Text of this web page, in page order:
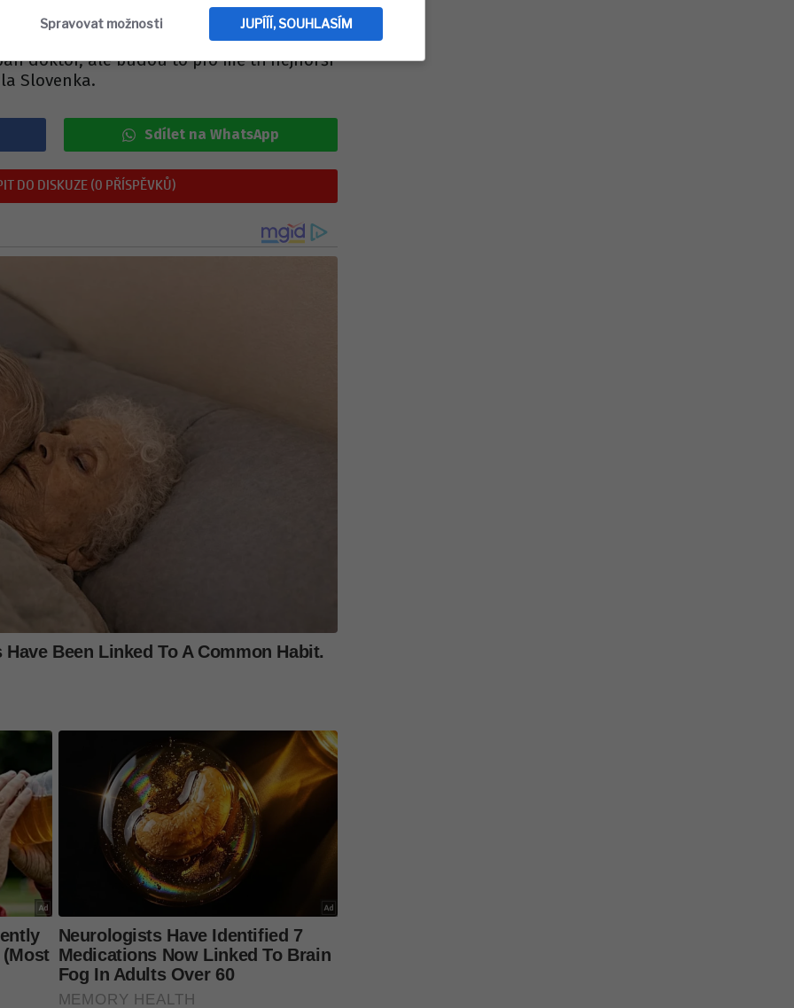
dopadne dobře. Úspěšnost je 80 až 90
doktor, ale budou to pro mě tři nejhorší
Slovenka.
Sdílet na WhatsApp
DO DISKUZE (0 PŘÍSPĚVKŮ)
JUPÍÍÍ, SOUHLASÍM
Spravovat možnosti